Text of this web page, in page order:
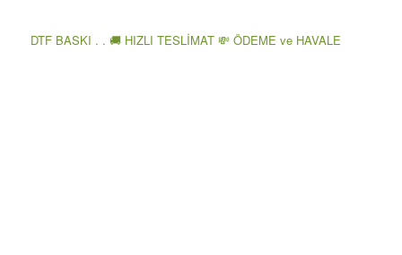
DTF BASKI . . 🚚 HIZLI TESLİMAT 💸 ÖDEME ve HAVALE